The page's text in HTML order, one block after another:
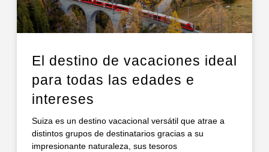
El destino de vacaciones ideal
para todas las edades e
intereses
Suiza es un destino vacacional versátil que atrae a
distintos grupos de destinatarios gracias a su
impresionante naturaleza, sus tesoros